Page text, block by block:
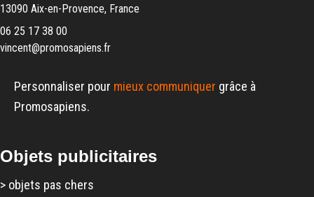
13090 Aix-en-Provence, France
06 25 17 38 00
vincent@promosapiens.fr
Personnaliser pour mieux communiquer grâce à
Promosapiens.
Objets publicitaires
> objets pas chers